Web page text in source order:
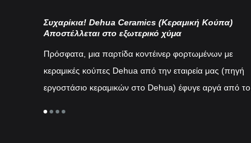
Συχαρίκια! Dehua Ceramics (Κεραμική Κούπα)
Αποστέλλεται στο εξωτερικό χύμα
Πρόσφατα, μια παρτίδα κοντέινερ φορτωμένων με
κεραμικές κούπες Dehua από την εταιρεία μας (πηγή
εργοστάσιο κεραμικών στο Dehua) έφυγε αργά από το